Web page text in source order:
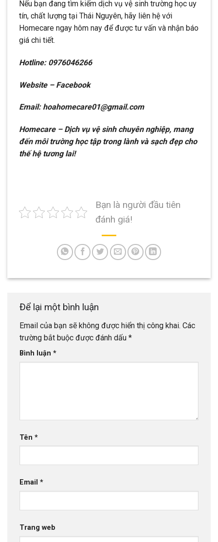
Nếu bạn đang tìm kiếm dịch vụ vệ sinh trường học uy
tín, chất lượng tại Thái Nguyên, hãy liên hệ với
Homecare ngay hôm nay để được tư vấn và nhận báo
giá chi tiết.
Hotline: 0976046266
Website – Facebook
Email: hoahomecare01@gmail.com
Homecare – Dịch vụ vệ sinh chuyên nghiệp, mang
đến môi trường học tập trong lành và sạch đẹp cho
thế hệ tương lai!
Bạn là người đầu tiên
đánh giá!
Để lại một bình luận
Email của bạn sẽ không được hiển thị công khai. Các
trường bắt buộc được đánh dấu *
Bình luận *
Tên *
Email *
Trang web